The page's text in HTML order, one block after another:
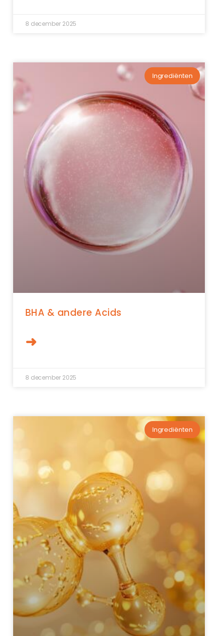
8 december 2025
Ingrediënten
BHA & andere Acids
➜
8 december 2025
Ingrediënten